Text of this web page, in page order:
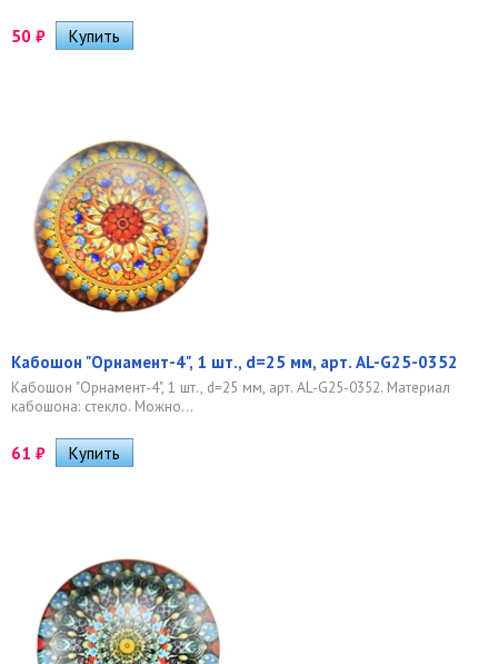
50 ₽
Кабошон "Орнамент-4", 1 шт., d=25 мм, арт. AL-G25-0352
Кабошон "Орнамент-4", 1 шт., d=25 мм, арт. AL-G25-0352. Материал
кабошона: стекло. Можно...
61 ₽